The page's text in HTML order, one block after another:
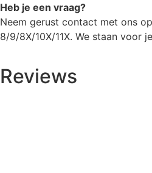
Heb je een vraag?
Neem gerust contact met ons
8/9/8X/10X/11X. We staan voor
Reviews